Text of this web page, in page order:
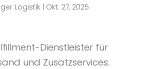
Logistik Okt. 27, 2025
-Dienstleister für
und Zusatzservices.